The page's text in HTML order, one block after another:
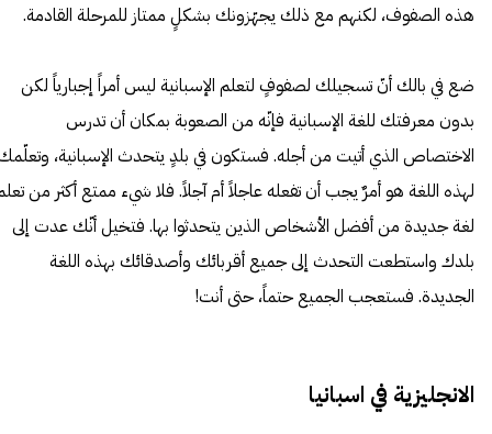
هذه الصفوف، لكنهم مع ذلك يجهّزونك بشكلٍ ممتاز للمرحلة القادمة.
ضع في بالك أنّ تسجيلك لصفوفٍ لتعلم الإسبانية ليس أمراً إجبارياً لكن
بدون معرفتك للغة الإسبانية فإنّه من الصعوبة بمكان أن تدرس
الاختصاص الذي أتيت من أجله. فستكون في بلدٍ يتحدث الإسبانية،
لهذه اللغة هو أمرٌ يجب أن تفعله عاجلاً أم آجلاً. فلا شيء ممتع أكثر من
لغة جديدة من أفضل الأشخاص الذين يتحدثوا بها. فتخيل أنّك عدت إلى
بلدك واستطعت التحدث إلى جميع أقربائك وأصدقائك بهذه اللغة
الجديدة. فستعجب الجميع حتماً، حتى أنت!
الانجليزية في اسبانيا